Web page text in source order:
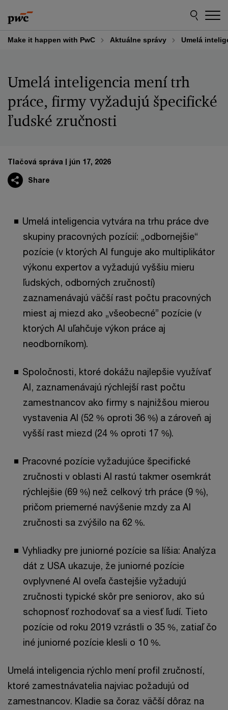
to
content
to
footer
Make it happen with PwC Aktuálne správy Umelá
Umelá inteligencia mení trh
práce, firmy vyžadujú špecifické
ľudské zručnosti
Tlačová správa jún 17, 2026
Share
Umelá inteligencia vytvára na trhu práce dve
skupiny pracovných pozícií: „odbornejšie“
pozície (v ktorých AI funguje ako multiplikátor
výkonu expertov a vyžadujú vyššiu mieru
ľudských, odborných zručností)
zaznamenávajú väčší rast počtu pracovných
miest aj miezd ako „všeobecné” pozície (v
ktorých AI uľahčuje výkon práce aj
neodborníkom).
Spoločnosti, ktoré dokážu najlepšie využívať
AI, zaznamenávajú rýchlejší rast počtu
zamestnancov ako firmy s najnižšou mierou
vystavenia AI (52 % oproti 36 %) a zároveň aj
vyšší rast miezd (24 % oproti 17 %).
Pracovné pozície vyžadujúce špecifické
zručnosti v oblasti AI rastú takmer osemkrát
rýchlejšie (69 %) než celkový trh práce (9 %),
pričom priemerné navýšenie mzdy za AI
zručnosti sa zvýšilo na 62 %.
Vyhliadky pre juniorné pozície sa líšia: Analýza
dát z USA ukazuje, že juniorné pozície
ovplyvnené AI oveľa častejšie vyžadujú
zručnosti typické skôr pre seniorov, ako sú
schopnosť rozhodovať sa a viesť ľudí. Tieto
pozície od roku 2019 vzrástli o 35 %, zatiaľ čo
iné juniorné pozície klesli o 10 %.
Umelá inteligencia rýchlo mení profil zručností,
ktoré zamestnávatelia najviac požadujú od
zamestnancov. Kladie sa čoraz väčší dôraz na